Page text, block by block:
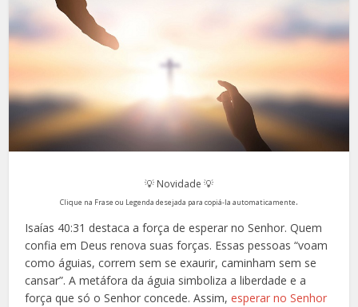
💡 Novidade 💡
Clique na Frase ou Legenda desejada para copiá-la automaticamente.
Isaías 40:31 destaca a força de esperar no Senhor. Quem
confia em Deus renova suas forças. Essas pessoas “voam
como águias, correm sem se exaurir, caminham sem se
cansar”. A metáfora da águia simboliza a liberdade e a
força que só o Senhor concede. Assim,esperar no Senhor